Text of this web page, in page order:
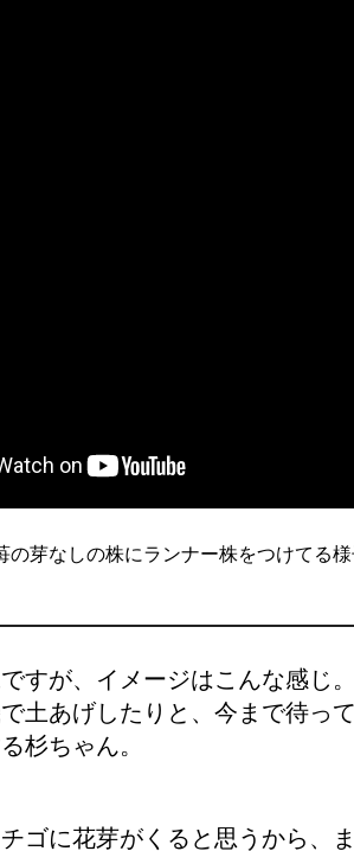
の芽なしの株にランナー株をつけてる様
すが、イメージはこんな感じ
土あげしたりと、今まで待っ
杉ちゃん。
ゴに花芽がくると思うから、